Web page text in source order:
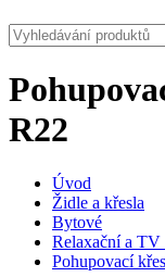
R22
Úvod
Židle a křesla
Bytové
Relaxační a TV
Pohupovací